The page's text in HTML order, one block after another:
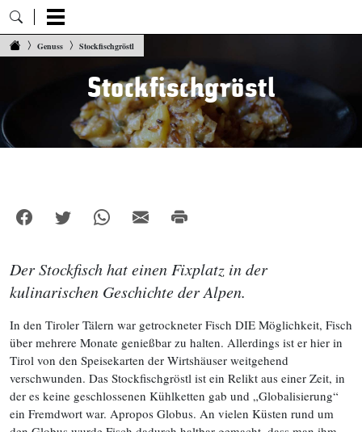
Zum Inhalt springen
Genuss Stockfischgröstl
Stockfischgröstl
Der Stockfisch hat einen Fixplatz in der
kulinarischen Geschichte der Alpen.
In den Tiroler Tälern war getrockneter Fisch DIE Möglichkeit, Fisch
über mehrere Monate genießbar zu halten. Allerdings ist er hier in
Tirol von den Speisekarten der Wirtshäuser weitgehend
verschwunden. Das Stockfischgröstl ist ein Relikt aus einer Zeit, in
der es keine geschlossenen Kühlketten gab und „Globalisierung“
ein Fremdwort war. Apropos Globus. An vielen Küsten rund um